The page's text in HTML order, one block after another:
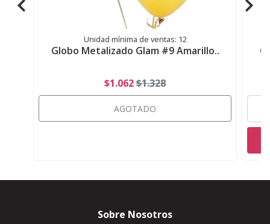
Unidad mínima de ventas: 12
Globo Metalizado Glam #9 Amarillo..
$1.062$1.328
AGOTADO
Sobre Nosotros